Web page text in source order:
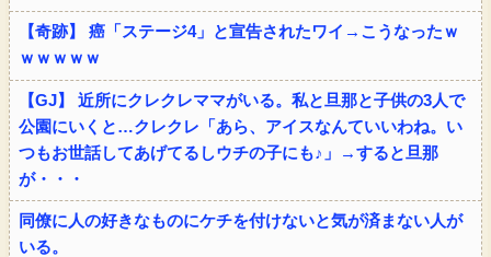
【奇跡】 癌「ステージ4」と宣告されたワイ→こうなったｗ
ｗｗｗｗｗ
【GJ】 近所にクレクレママがいる。私と旦那と子供の3人で
公園にいくと…クレクレ「あら、アイスなんていいわね。い
つもお世話してあげてるしウチの子にも♪」→すると旦那
が・・・
同僚に人の好きなものにケチを付けないと気が済まない人が
いる。